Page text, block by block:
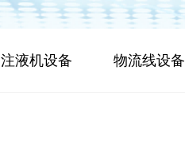
注液机设备 物流线设备